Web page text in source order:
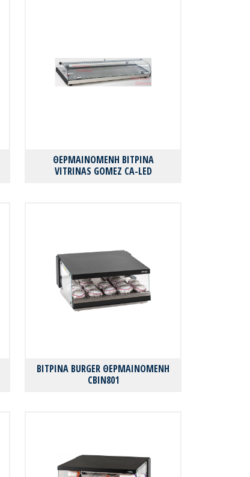
ΘΕΡΜΑΙΝΟΜΕΝΗ ΒΙΤΡΙΝΑ
VITRINAS GOMEZ CA-LED
ΒΙΤΡΙΝΑ BURGER ΘΕΡΜΑΙΝΟΜΕΝΗ
CBIN801